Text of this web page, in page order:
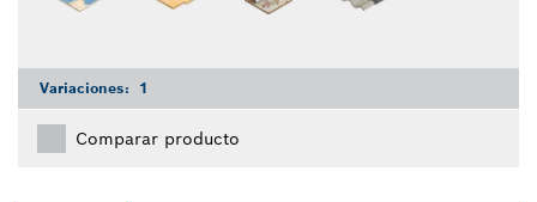
Variaciones: 1
Comparar producto